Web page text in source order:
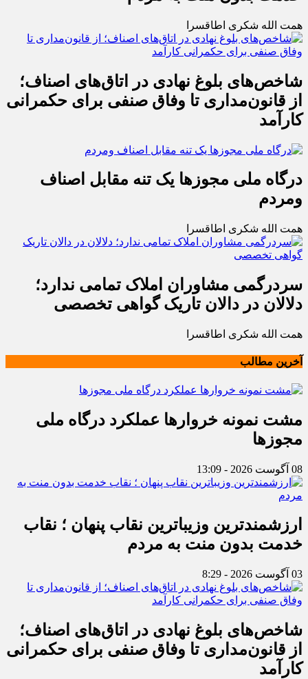
همت الله شکری اطاقسرا
شاخص‌های بلوغ نهادی در اتاق‌های اصناف؛
از قانون‌مداری تا وفاق صنفی برای حکمرانی
کارآمد
درگاه ملی مجوزها یک تنه مقابل اصناف
ومردم
همت الله شکری اطاقسرا
سردرگمی مشاوران املاک تمامی ندارد؛
دلالان در دالان تاریک گواهی تخصصی
همت الله شکری اطاقسرا
آخرین مطالب
مشت نمونه خروارها عملکرد درگاه ملی
مجوزها
08 آگوست 2026 - 13:09
ارزشمندترین وزیباترین نقاب پنهان ؛ نقاب
خدمت بدون منت به مردم
03 آگوست 2026 - 8:29
شاخص‌های بلوغ نهادی در اتاق‌های اصناف؛
از قانون‌مداری تا وفاق صنفی برای حکمرانی
کارآمد